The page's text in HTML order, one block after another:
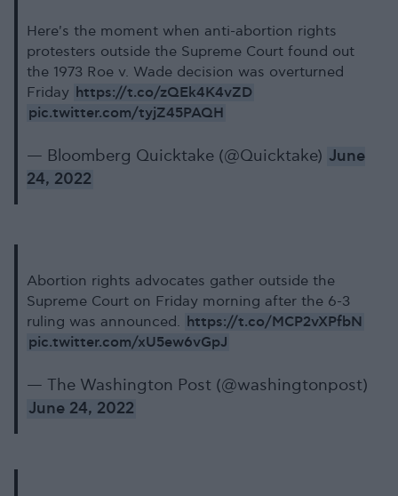
Here's the moment when anti-abortion rights
protesters outside the Supreme Court found out
the 1973 Roe v. Wade decision was overturned
Friday https://t.co/zQEk4K4vZD
pic.twitter.com/tyjZ45PAQH
— Bloomberg Quicktake (@Quicktake) June
24, 2022
Abortion rights advocates gather outside the
Supreme Court on Friday morning after the 6-3
ruling was announced. https://t.co/MCP2vXPfbN
pic.twitter.com/xU5ew6vGpJ
— The Washington Post (@washingtonpost)
June 24, 2022